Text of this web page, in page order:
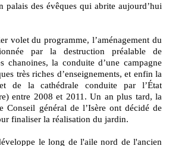
palais des évêques qui abrite aujourd’hui
volet du programme, l’aménagement du
par la destruction préalable de
chanoines, la conduite d’une campagne
très riches d’enseignements, et enfin la
de la cathédrale conduite par l’État
entre 2008 et 2011. Un an plus tard, la
Conseil général de l’Isère ont décidé de
finaliser la réalisation du jardin.
le long de l'aile nord de l'ancien